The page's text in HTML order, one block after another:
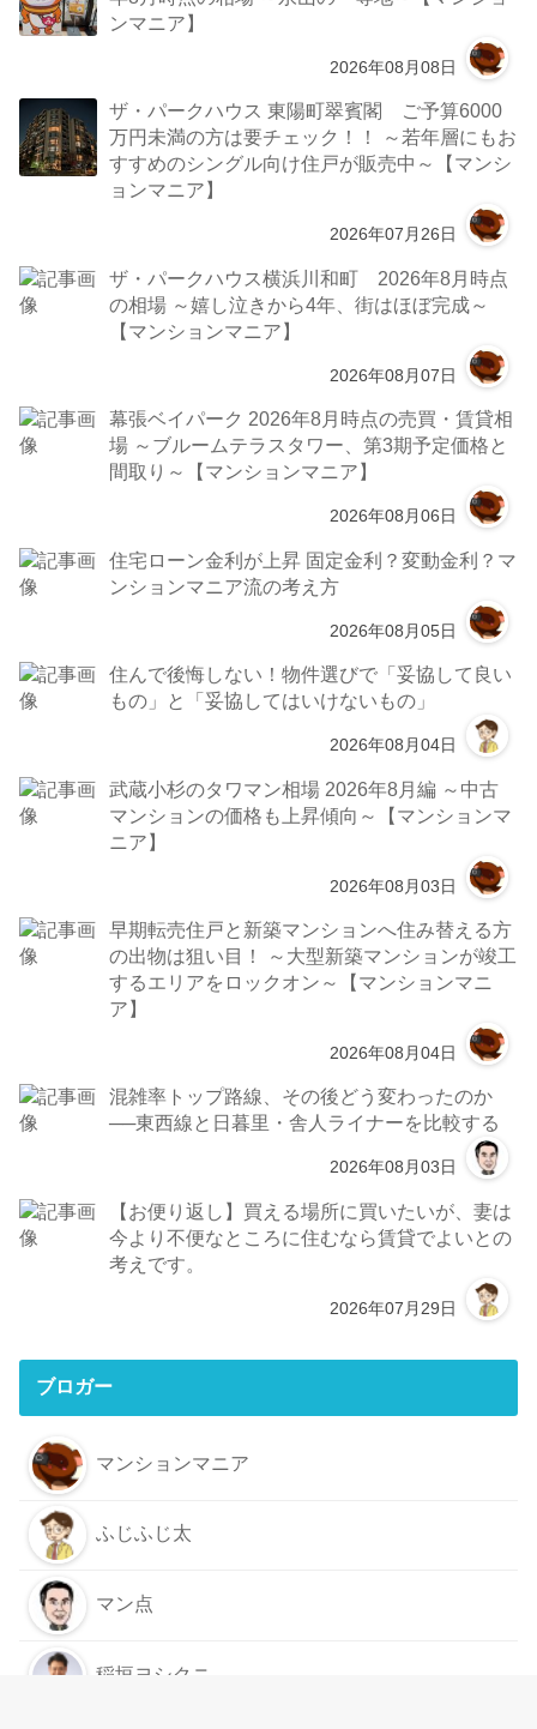
ンマニア】
2026年08月08日
ザ・パークハウス 東陽町翠賓閣 ご予算6000
万円未満の方は要チェック！！ ～若年層にもお
すすめのシングル向け住戸が販売中～【マンシ
ョンマニア】
2026年07月26日
ザ・パークハウス横浜川和町 2026年8月時点
の相場 ～嬉し泣きから4年、街はほぼ完成～
【マンションマニア】
2026年08月07日
幕張ベイパーク 2026年8月時点の売買・賃貸相
場 ～ブルームテラスタワー、第3期予定価格と
間取り～【マンションマニア】
2026年08月06日
住宅ローン金利が上昇 固定金利？変動金利？マ
ンションマニア流の考え方
2026年08月05日
住んで後悔しない！物件選びで「妥協して良い
もの」と「妥協してはいけないもの」
2026年08月04日
武蔵小杉のタワマン相場 2026年8月編 ～中古
マンションの価格も上昇傾向～【マンションマ
ニア】
2026年08月03日
早期転売住戸と新築マンションへ住み替える方
の出物は狙い目！ ～大型新築マンションが竣工
するエリアをロックオン～【マンションマニ
ア】
2026年08月04日
混雑率トップ路線、その後どう変わったのか
──東西線と日暮里・舎人ライナーを比較する
2026年08月03日
【お便り返し】買える場所に買いたいが、妻は
今より不便なところに住むなら賃貸でよいとの
考えです。
2026年07月29日
ブロガー
マンションマニア
ふじふじ太
マン点
稲垣ヨシクニ